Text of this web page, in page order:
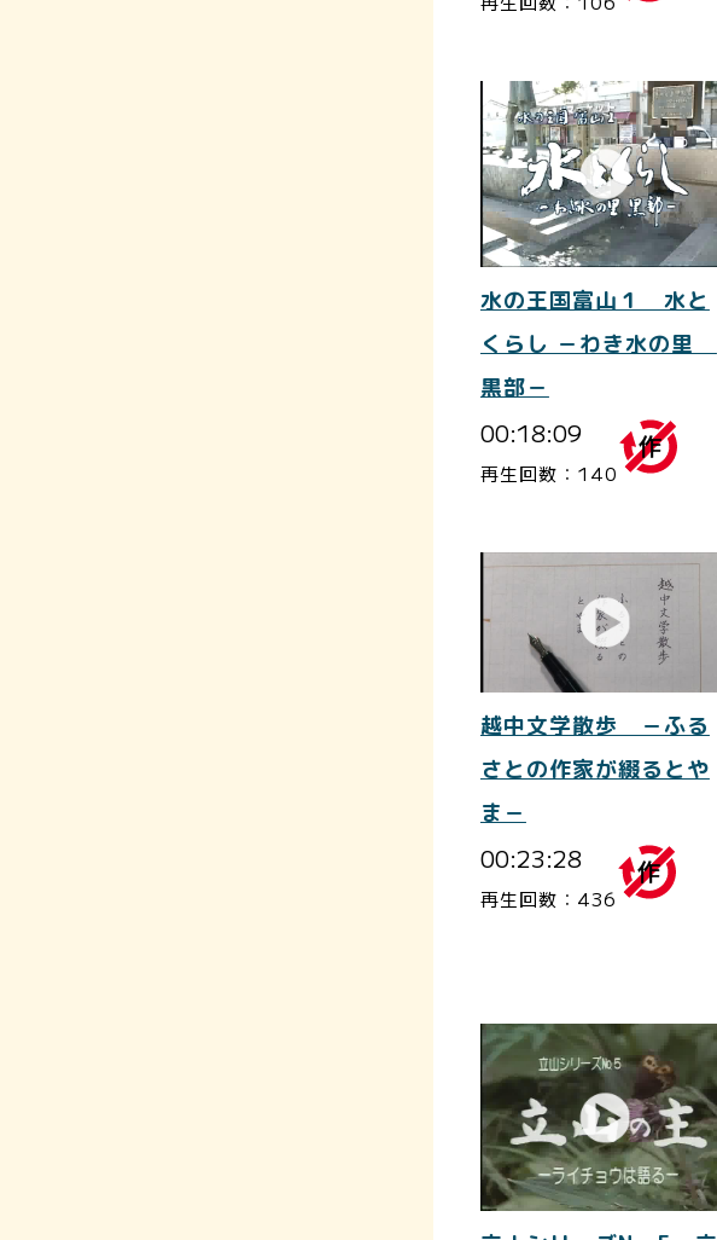
水の王国富山１ 水と
くらし －わき水の里
黒部－
00:18:09
再生回数：140
越中文学散歩 －ふる
さとの作家が綴るとや
ま－
00:23:28
再生回数：436